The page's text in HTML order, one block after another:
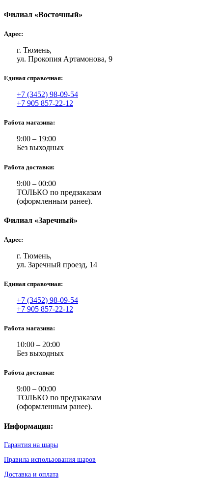
Филиал «Восточный»
Адрес:
г. Тюмень,
ул. Прокопия Артамонова, 9
Единая справочная:
+7 (3452) 98-09-54
+7 905 857-22-12
Работа магазина:
9:00 – 19:00
Без выходных
Работа доставки:
9:00 – 00:00
ТОЛЬКО по предзаказам
(оформленным ранее).
Филиал «Заречный»
Адрес:
г. Тюмень,
ул. Заречный проезд, 14
Единая справочная:
+7 (3452) 98-09-54
+7 905 857-22-12
Работа магазина:
10:00 – 20:00
Без выходных
Работа доставки:
9:00 – 00:00
ТОЛЬКО по предзаказам
(оформленным ранее).
Информация:
Гарантия на шары
Правила использования шаров
Доставка и оплата